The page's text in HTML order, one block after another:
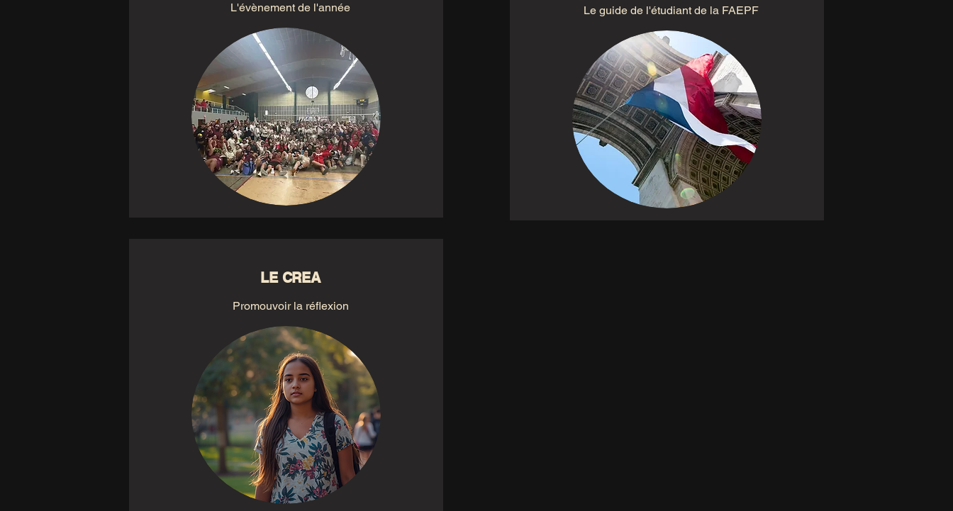
L'évènement de l'année
LE CREA
Promouvoir la réflexion
Le guide de l'étudiant de la FAEPF